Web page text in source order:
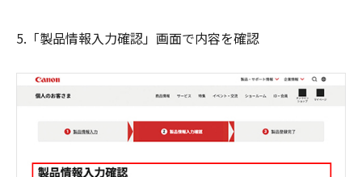
5.「製品情報入力確認」画面で内容を確認